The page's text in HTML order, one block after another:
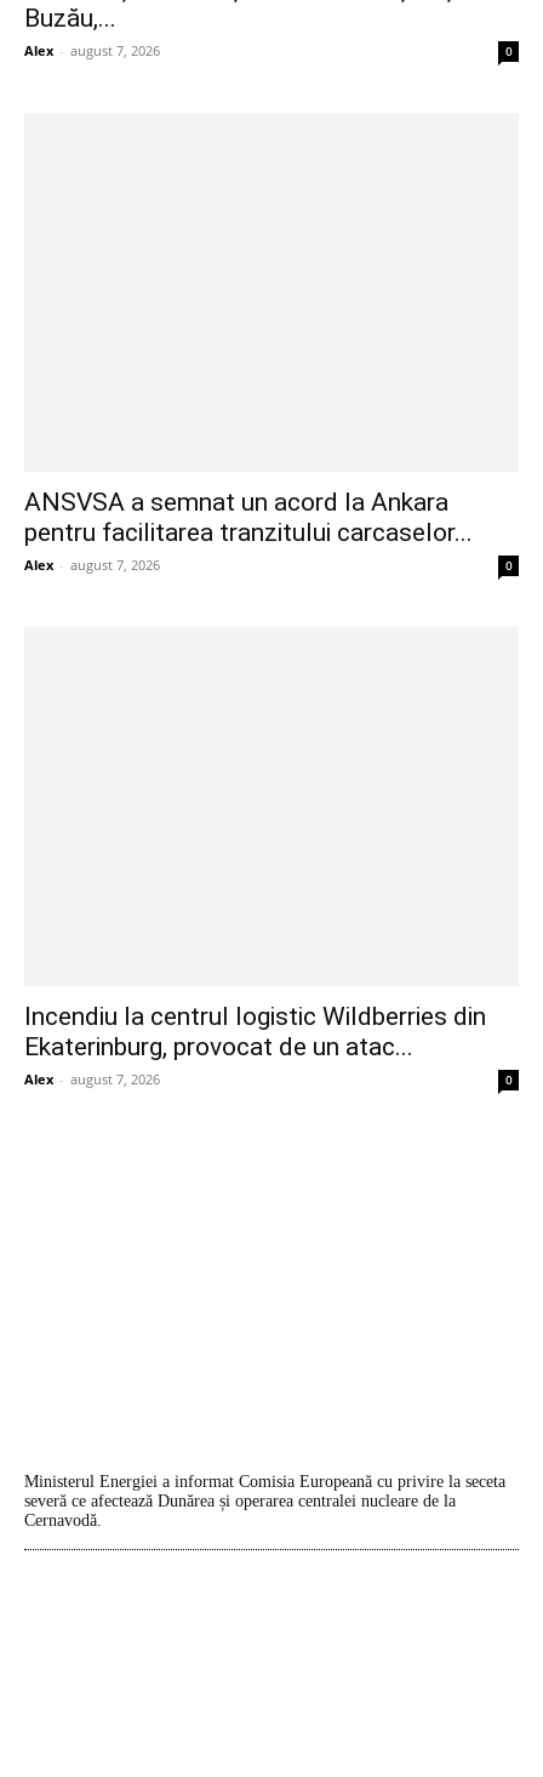
Buzău,...
Alex - august 7, 2026 0
ANSVSA a semnat un acord la Ankara
pentru facilitarea tranzitului carcaselor...
Alex - august 7, 2026 0
Incendiu la centrul logistic Wildberries din
Ekaterinburg, provocat de un atac...
Alex - august 7, 2026 0
Ministerul Energiei a informat Comisia Europeană cu privire la seceta
severă ce afectează Dunărea și operarea centralei nucleare de la
Cernavodă.